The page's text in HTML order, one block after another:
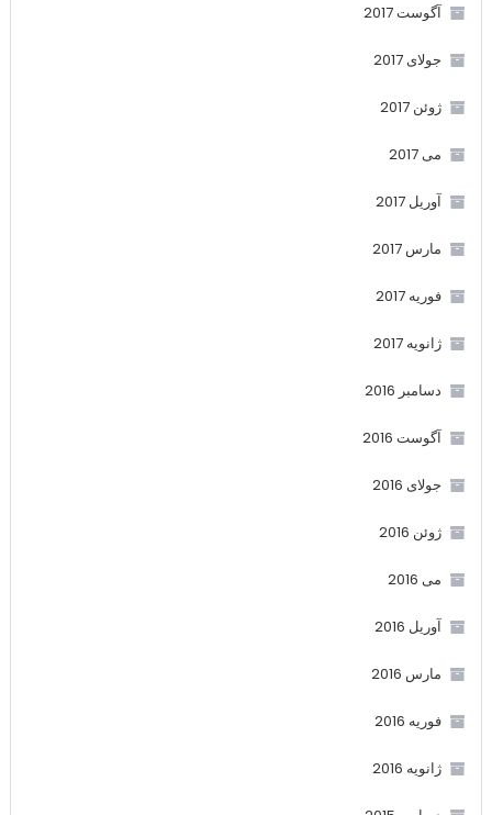
آگوست 2017
جولای 2017
ژوئن 2017
می 2017
آوریل 2017
مارس 2017
فوریه 2017
ژانویه 2017
دسامبر 2016
آگوست 2016
جولای 2016
ژوئن 2016
می 2016
آوریل 2016
مارس 2016
فوریه 2016
ژانویه 2016